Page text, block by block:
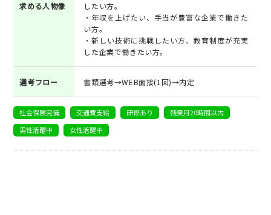
求める人物像
したい方。
・年収を上げたい、手当が豊富な企業で働きた
い方。
・新しい技術に挑戦したい方、教育制度が充実
した企業で働きたい方。
選考フロー 書類選考→WEB面接(1回)→内定
社会保険完備 交通費支給 研修あり
残業月20時間以内
男性活躍中
女性活躍中